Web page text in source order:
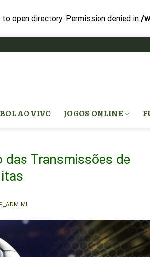
open directory: Permission denied in /
AO VIVO JOGOS ONLINE
das Transmissões de